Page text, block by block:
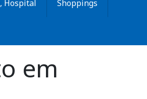
Hospital Shoppings
em